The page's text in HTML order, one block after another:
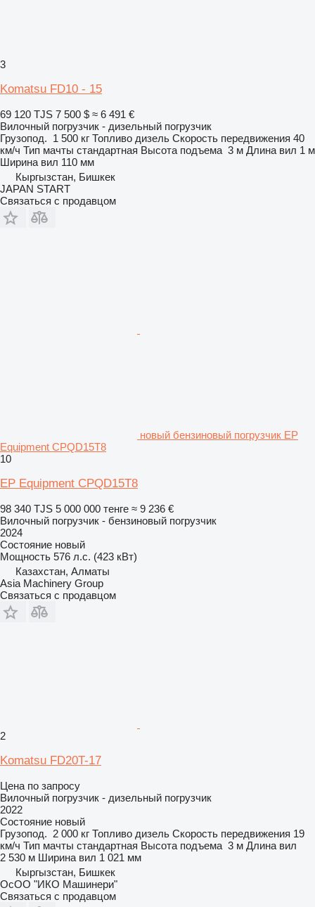
3
Komatsu FD10 - 15
69 120 TJS 7 500 $ ≈ 6 491 €
Вилочный погрузчик - дизельный погрузчик
Грузопод. 1 500 кг Топливо дизель Скорость передвижения 40
км/ч Тип мачты стандартная Высота подъема 3 м Длина вил 1 м
Ширина вил 110 мм
Кыргызстан, Бишкек
JAPAN START
Связаться с продавцом
новый бензиновый погрузчик EP
Equipment CPQD15T8
10
EP Equipment CPQD15T8
98 340 TJS 5 000 000 тенге ≈ 9 236 €
Вилочный погрузчик - бензиновый погрузчик
2024
Состояние новый
Мощность 576 л.с. (423 кВт)
Казахстан, Алматы
Asia Machinery Group
Связаться с продавцом
2
Komatsu FD20T-17
Цена по запросу
Вилочный погрузчик - дизельный погрузчик
2022
Состояние новый
Грузопод. 2 000 кг Топливо дизель Скорость передвижения 19
км/ч Тип мачты стандартная Высота подъема 3 м Длина вил
2 530 м Ширина вил 1 021 мм
Кыргызстан, Бишкек
ОсОО "ИКО Машинери"
Связаться с продавцом